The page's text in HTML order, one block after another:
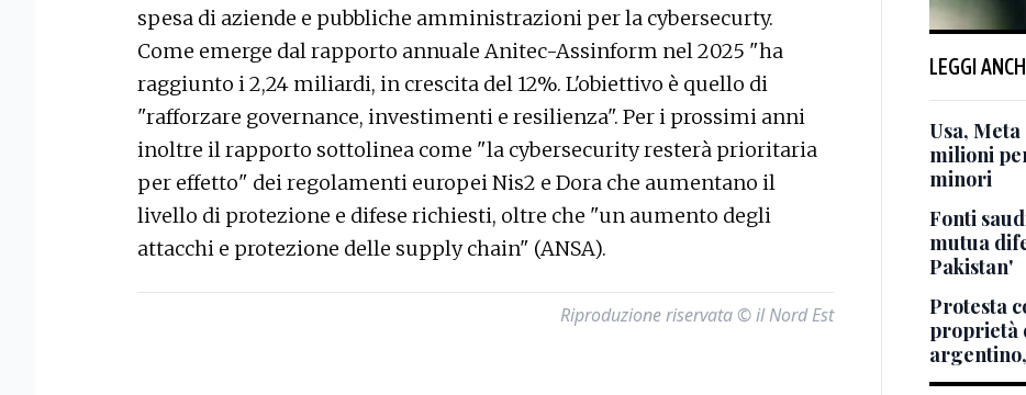
spesa di aziende e pubbliche amministrazioni per la cybersecurty.
Come emerge dal rapporto annuale Anitec-Assinform nel 2025 "ha
raggiunto i 2,24 miliardi, in crescita del 12%. L'obiettivo è quello di
"rafforzare governance, investimenti e resilienza". Per i prossimi anni
inoltre il rapporto sottolinea come "la cybersecurity resterà prioritaria
per effetto" dei regolamenti europei Nis2 e Dora che aumentano il
livello di protezione e difese richiesti, oltre che "un aumento degli
attacchi e protezione delle supply chain" (ANSA).
Riproduzione riservata © il Nord Est
LEGGI
Usa,
milioni
minori
Fonti
mutua
Pakistan'
Protesta
proprietà